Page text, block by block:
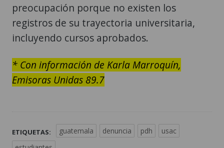
preocupación porque no existen los
registros de su trayectoria universitaria,
incluyendo cursos aprobados.
* Con información de Karla Marroquín,
Emisoras Unidas 89.7
ETIQUETAS: guatemala denuncia pdh
usac